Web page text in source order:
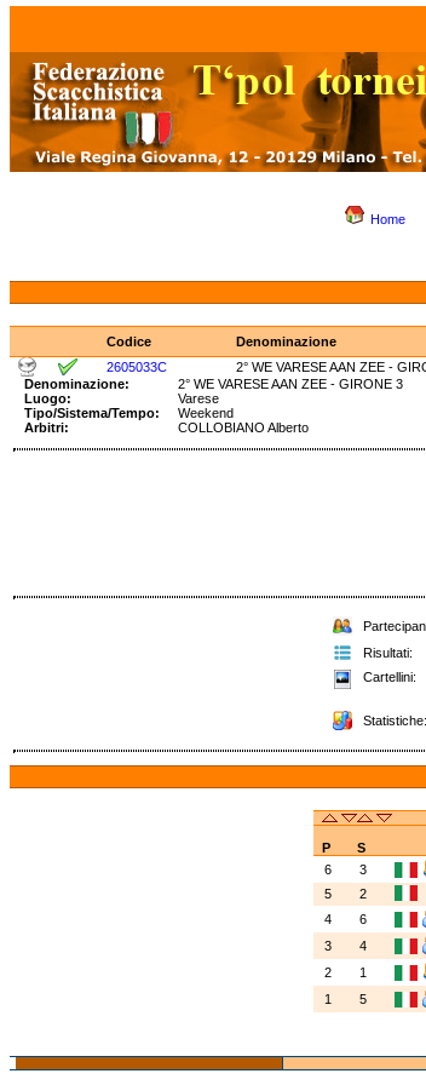
Home
Codice Denominazione
2605033C
2° WE VARESE AAN ZEE -
Denominazione:
2° WE VARESE AAN ZEE - GIRONE 3
Luogo:
Varese
Tipo/Sistema/Tempo:
Weekend
Arbitri:
COLLOBIANO Alberto
Risultati:
Cartellini:
Statistiche:
P
S
6
3
5
2
4
6
3
4
2
1
1
5